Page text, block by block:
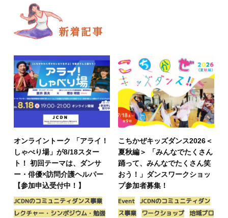
新着記事
オンライントーク 「アライ！
しゃべり場」が8/18スター
ト！ 初回テーマは、ダンサ
ー・俳優×訪問介護ヘルパー
【参加申込受付中！】
JCDNのコミュニティダンス事業
レクチャー・シンポジウム・勉強
こちかぜキッズダンス2026＜
夏秋編＞ 「みんなでたくさん
踊って、みんなでたくさん笑
おう！」ダンスワークショッ
プ参加者募集！
Event JCDNのコミュニティダン
ス事業
ワークショップ 地域プロ